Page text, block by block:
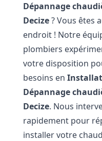
Dépannage
Decize? Vous êtes
endroit ! Notre
plombiers
votre disposition
besoins en
Dépannage
Decize. Nous
rapidement pour
installer votre